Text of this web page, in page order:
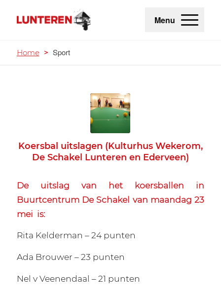
Menu
Home > Sport
Koersbal uitslagen (Kulturhus Wekerom,
De Schakel Lunteren en Ederveen)
De uitslag van het koersballen in
Buurtcentrum De Schakel van maandag 23
mei is:
Rita Kelderman – 24 punten
Ada Brouwer – 23 punten
Nel v Veenendaal – 21 punten